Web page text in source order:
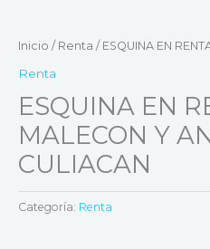
Inicio / Renta / ESQUINA EN
Renta
ESQUINA EN
MALECON Y
CULIACAN
Categoría: Renta